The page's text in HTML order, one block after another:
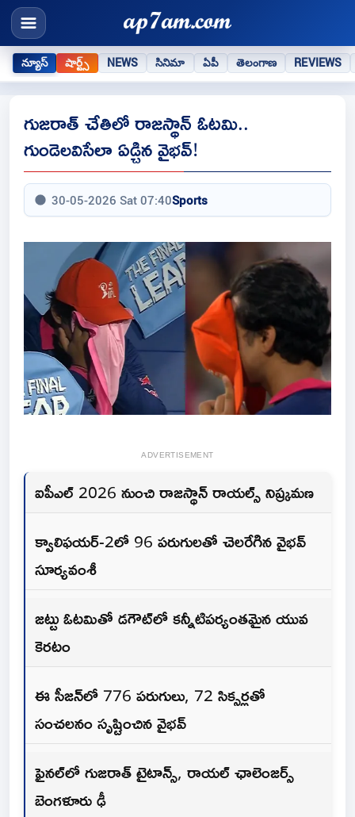
న్యూస్ షార్ట్స్ NEWS సినిమా ఏపీ తెలంగాణ REVIEWS
గుజరాత్ చేతిలో రాజస్థాన్ ఓటమి..
గుండెలవిసేలా ఏడ్చిన వైభవ్!
30-05-2026 Sat 07:40Sports
ADVERTISEMENT
ఐపీఎల్ 2026 నుంచి రాజస్థాన్ రాయల్స్ నిష్క్రమణ
క్వాలిఫయర్‌-2లో 96 పరుగులతో చెలరేగిన వైభవ్
సూర్యవంశీ
జట్టు ఓటమితో డగౌట్‌లో కన్నీటిపర్యంతమైన యువ
కెరటం
ఈ సీజన్‌లో 776 పరుగులు, 72 సిక్సర్లతో
సంచలనం సృష్టించిన వైభవ్
ఫైనల్‌లో గుజరాత్ టైటాన్స్, రాయల్ ఛాలెంజర్స్
బెంగళూరు ఢీ